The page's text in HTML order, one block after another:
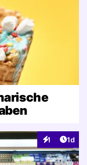
1
Interaktionen
1d